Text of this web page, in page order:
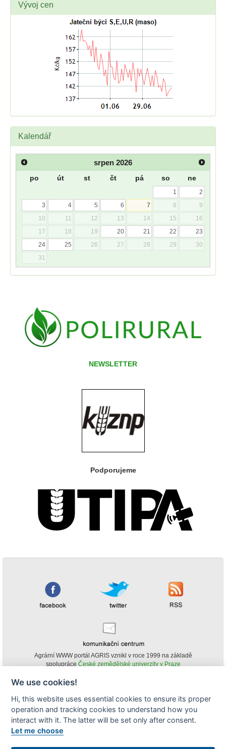
Vývoj cen
Kalendář
srpen 2026
po út st čt pá so ne
1
2
3
4 5 6 7 8
9
10
11 12 13 14 15
16
17
18 19 20 21 22
23
24
25 26 27 28 29
30
31
NEWSLETTER
Podporujeme
Agrární WWW portál AGRIS vznikl v roce 1999 na základě
spolupráce České zemědělské univerzity v Praze
obsahu agrárního WWW portálu AGRIS je možné
(pokud není uvedeno jinak) pouze za podmínky uvedení zdroje v podobě
www.agris.cz a data publikace v AGRISu.
We use cookies!
Hi, this website uses essential cookies to ensure its proper
operation and tracking cookies to understand how you
interact with it. The latter will be set only after consent.
Let me choose